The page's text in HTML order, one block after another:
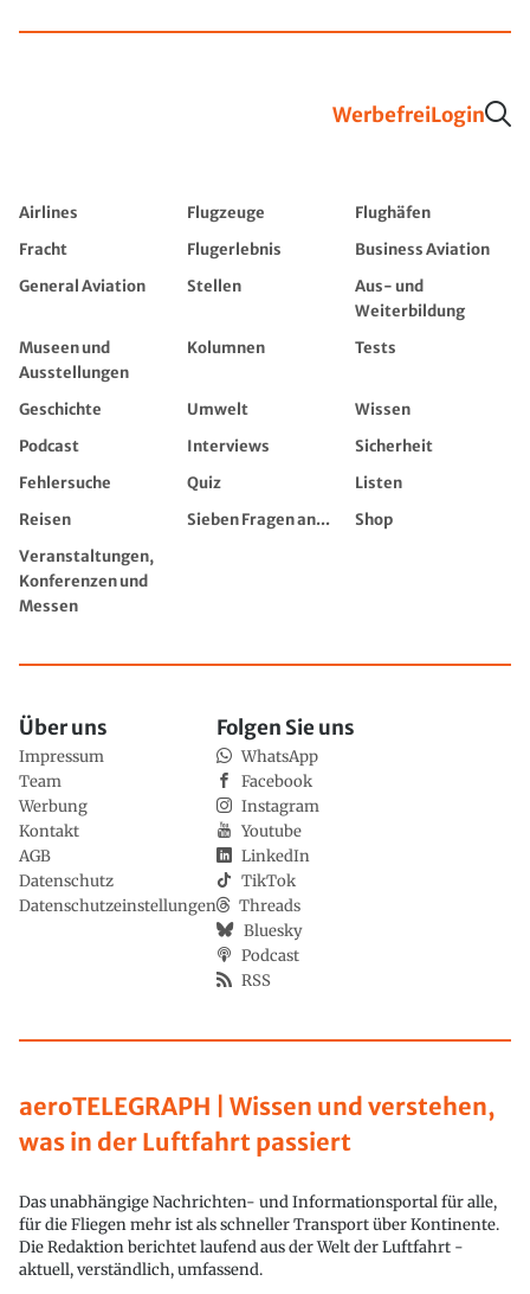
WerbefreiLogin
Airlines Flugzeuge
Flughäfen
Fracht
Flugerlebnis
Business Aviation
General Aviation
Stellen
Aus- und
Weiterbildung
Museen und
Ausstellungen
Kolumnen Tests
Geschichte Umwelt
Wissen
Podcast
Interviews
Sicherheit
Fehlersuche
Quiz
Listen
Reisen
Sieben Fragen an...
Shop
Veranstaltungen,
Konferenzen und
Messen
aeroTELEGRAPH | Wissen und verstehen,
was in der Luftfahrt passiert
Das unabhängige Nachrichten- und Informationsportal für alle,
für die Fliegen mehr ist als schneller Transport über Kontinente.
Die Redaktion berichtet laufend aus der Welt der Luftfahrt -
aktuell, verständlich, umfassend.
Über uns
Impressum
Team
Werbung
Kontakt
AGB
Datenschutz
Datenschutzeinstellungen
Folgen Sie uns
WhatsApp
Facebook
Instagram
Youtube
LinkedIn
TikTok
Threads
Bluesky
Podcast
RSS